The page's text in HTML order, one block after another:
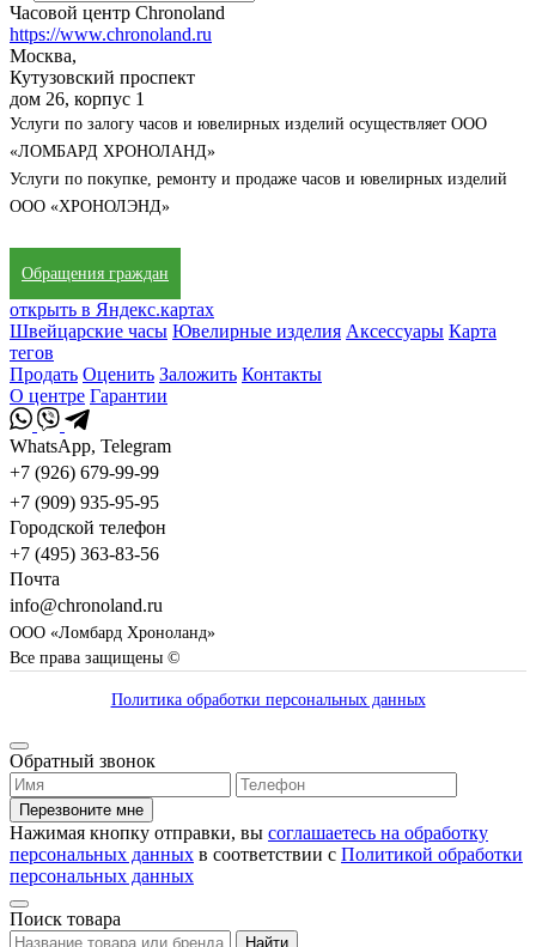
Часовой центр Chronoland
https://www.chronoland.ru
Москва,
Кутузовский проспект
дом 26, корпус 1
Услуги по залогу часов и ювелирных изделий осуществляет ООО
«ЛОМБАРД ХРОНОЛАНД»
Услуги по покупке, ремонту и продаже часов и ювелирных изделий
ООО «ХРОНОЛЭНД»
Обращения граждан
открыть в Яндекс.картах
Швейцарские часы Ювелирные изделия Аксессуары Карта
тегов
Продать Оценить Заложить Контакты
О центре Гарантии
WhatsApp, Telegram
+7 (926) 679-99-99
+7 (909) 935-95-95
Городской телефон
+7 (495) 363-83-56
Почта
info@chronoland.ru
ООО «Ломбард Хроноланд»
Все права защищены ©
Политика обработки персональных данных
Обратный звонок
Перезвоните мне
Нажимая кнопку отправки, вы соглашаетесь на обработку
персональных данных в соответствии с Политикой обработки
персональных данных
Поиск товара
Найти